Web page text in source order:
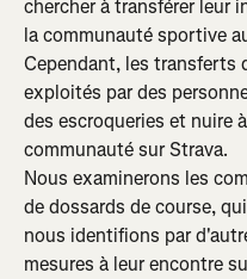
chercher à transférer leur
la communauté sportive
Cependant, les transferts
exploités par des
des escroqueries et nuire
communauté sur Strava.
Nous examinerons les
de dossards de course,
nous identifions par
mesures à leur encontre